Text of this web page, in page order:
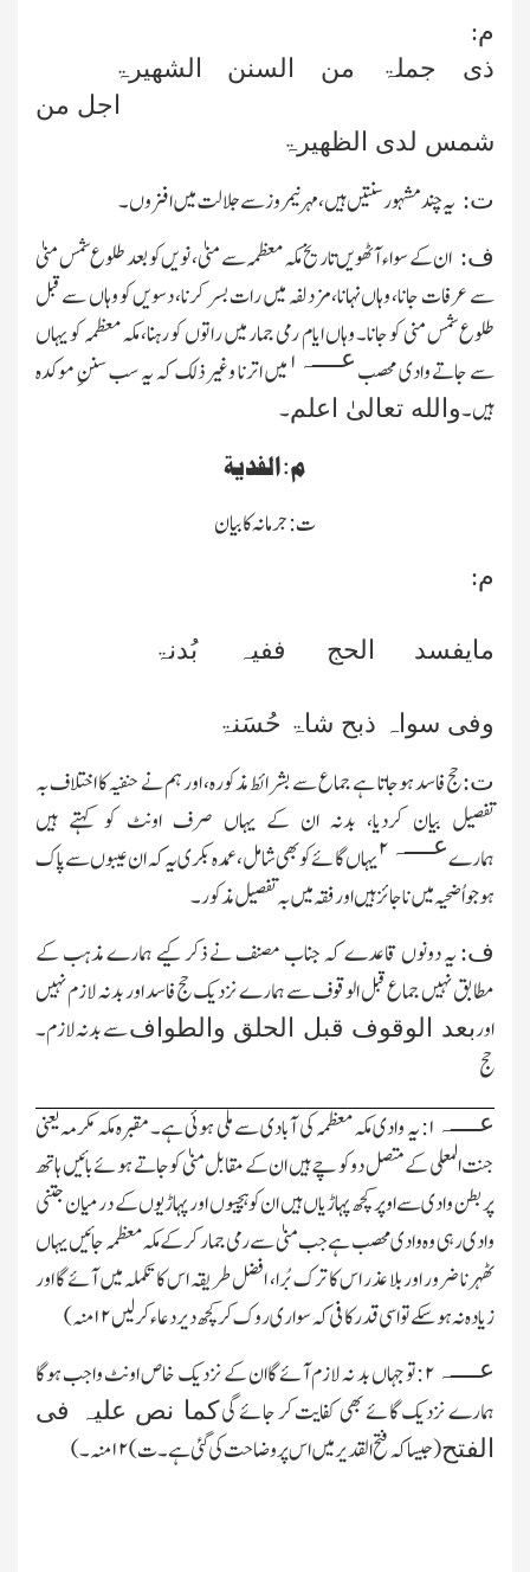
ذی جملۃ من السنن الشھیرۃ
اجل من
شمس لدی الظھیرۃ
ت: یہ چند مشہور سنتیں ہیں، مہر نیمروز سے جلالت میں افزوں۔
ف: ان کے سواء آٹھویں تاریخ مکہ معظمہ سے منیٰ، نویں کو بعد طلوع شمس منیٰ
سے عرفات جانا، وہاں نہانا، مزدلفہ میں رات بسر کرنا، دسویں کو وہاں سے قبل
طلوع شمس منی کو جانا۔ وہاں ایام رمی جمار میں راتوں کو رہنا، مکہ معظمہ کو یہاں
سے جاتے وادی محصبعــــہ ۱میں اترنا وغیر ذلك کہ یہ سب سننِ موکدہ
ہیں۔والله تعالیٰ اعلم۔
م: الفدیۃ
ت: جرمانہ کا بیان
م:
مایفسد الحج ففیہ بُدنۃ
وفی سواہ ذبح شاۃ حُسَنۃ
ت:حج فاسد ہوجاتا ہے جماع سے بشرائط مذکورہ، اور ہم نے حنفیہ کا اختلاف بہ
تفصیل بیان کردیا، بدنہ ان کے یہاں صرف اونٹ کو کہتے ہیں
ہمارےعــــہ ۲یہاں گائے کو بھی شامل، عمدہ بکری یہ کہ ان عیبوں سے پاك
ہو جو اُضحیہ میں ناجائز ہیں اور فقہ میں بہ تفصیل مذکور۔
ف: یہ دونوں قاعدے کہ جناب مصنف نے ذکر کیے ہمارے مذہب کے
مطابق نہیں جماع قبل الوقوف سے ہمارے نزدیك حج فاسد اور بدنہ لازم نہیں
اوربعد الوقوف قبل الحلق والطوافسے بدنہ لازم۔
حج
عــــہ ۱: یہ وادی مکہ معظمہ کی آبادی سے ملی ہوئی ہے۔ مقبرہ مکہ مکرمہ یعنی
جنت المعلی کے متصل دو کو چے ہیں ان کے مقابل منیٰ کو جاتے ہوئے بائیں ہاتھ
پر بطن وادی سے اوپر کچھ پہاڑیاں ہیں ان کوہچیوں اور پہاڑیوں کے درمیان جتنی
وادی رہی وہ وادی محصب ہے جب منیٰ سے رمی جمار کرکے مکہ معظمہ جائیں یہاں
ٹھہرنا ضرور اور بلا عذر اس کا ترك بُرا، افضل طریقہ اس کا تکملہ میں آئے گا اور
زیادہ نہ ہوسکے تو اسی قدر کا فی کہ سواری روك کر کچھ دیر دعاء کرلیں۱۲منہ)
عــــہ
۲ :تو جہاں بد نہ لازم آئے گاان کے نزدیك خاص اونٹ واجب ہوگا
ہمارے نزدیك گائے بھی کفایت کر جائے گیکما نص علیہ فی
الفتح(جیسا کہ فتح القدیر میں اس پر وضاحت کی گئی ہے۔ ت)۱۲منہ۔)